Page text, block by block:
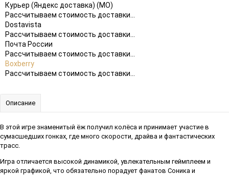
Курьер (Яндекс доставка) (МО)
Рассчитываем стоимость доставки...
Dostavista
Рассчитываем стоимость доставки...
Почта России
Рассчитываем стоимость доставки...
Boxberry
Рассчитываем стоимость доставки...
Описание
В этой игре знаменитый ёж получил колёса и принимает участие в
сумасшедших гонках, где много скорости, драйва и фантастических
трасс.
Игра отличается высокой динамикой, увлекательным геймплеем и
яркой графикой, что обязательно порадует фанатов Соника и